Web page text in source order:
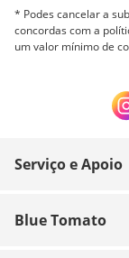
* Podes cancelar a
concordas com a
um valor mínimo de
Serviço e Apoio
Blue Tomato